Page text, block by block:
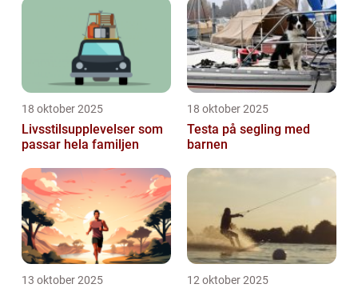
18 oktober 2025
Livsstilsupplevelser som
passar hela familjen
18 oktober 2025
Testa på segling med
barnen
13 oktober 2025 12 oktober 2025